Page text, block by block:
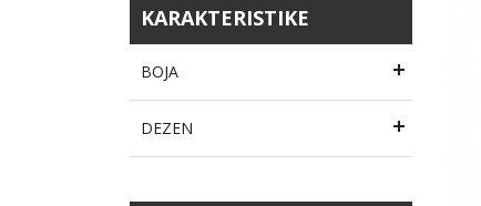
KARAKTERISTIKE
BOJA
DEZEN